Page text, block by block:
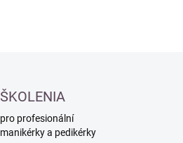
ŠKOLENIA
pro profesionální
manikérky a pedikérky